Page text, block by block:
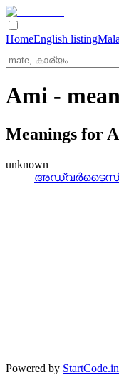
HomeEnglish listing
Ami -
Meanings for
unknown
Powered by StartCode.in